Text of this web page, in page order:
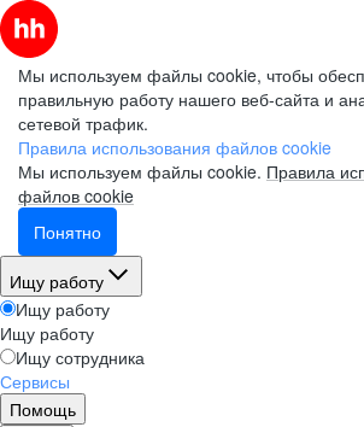
Мы используем файлы cookie, чтобы
правильную работу нашего веб-сайта и
сетевой трафик.
Правила использования файлов cookie
Мы используем файлы cookie. Правила
файлов cookie
Понятно
Ищу работу
Ищу работу
Ищу работу
Ищу сотрудника
Сервисы
Помощь